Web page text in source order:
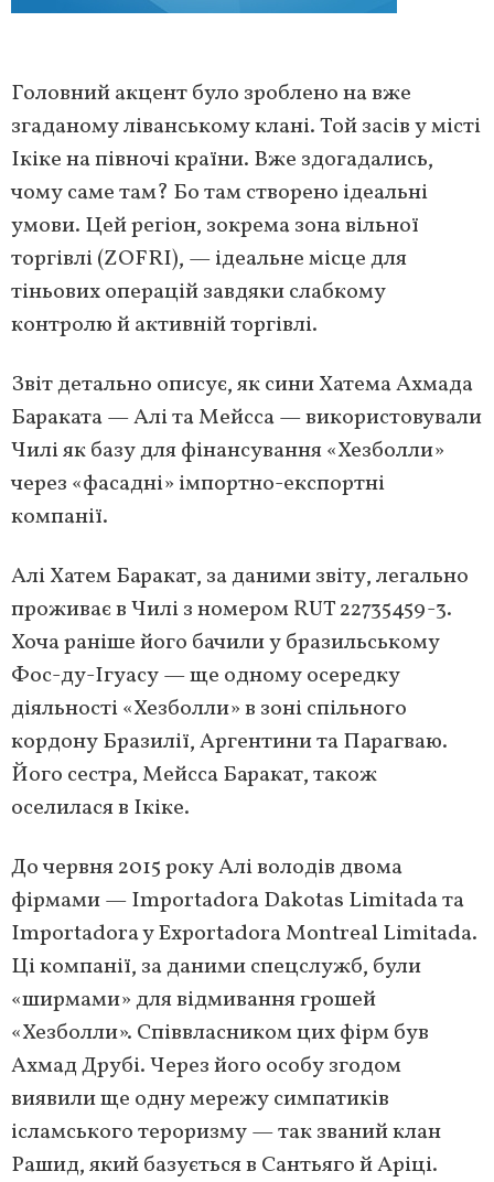
Головний акцент було зроблено на вже
згаданому ліванському клані. Той засів у місті
Ікіке на півночі країни. Вже здогадались,
чому саме там? Бо там створено ідеальні
умови. Цей регіон, зокрема зона вільної
торгівлі (ZOFRI), — ідеальне місце для
тіньових операцій завдяки слабкому
контролю й активній торгівлі.
Звіт детально описує, як сини Хатема Ахмада
Бараката — Алі та Мейсса — використовували
Чилі як базу для фінансування «Хезболли»
через «фасадні» імпортно-експортні
компанії.
Алі Хатем Баракат, за даними звіту, легально
проживає в Чилі з номером RUT 22735459-3.
Хоча раніше його бачили у бразильському
Фос-ду-Ігуасу — ще одному осередку
діяльності «Хезболли» в зоні спільного
кордону Бразилії, Аргентини та Парагваю.
Його сестра, Мейсса Баракат, також
оселилася в Ікіке.
До червня 2015 року Алі володів двома
фірмами — Importadora Dakotas Limitada та
Importadora y Exportadora Montreal Limitada.
Ці компанії, за даними спецслужб, були
«ширмами» для відмивання грошей
«Хезболли». Співвласником цих фірм був
Ахмад Друбі. Через його особу згодом
виявили ще одну мережу симпатиків
ісламського тероризму — так званий клан
Рашид, який базується в Сантьяго й Аріці.